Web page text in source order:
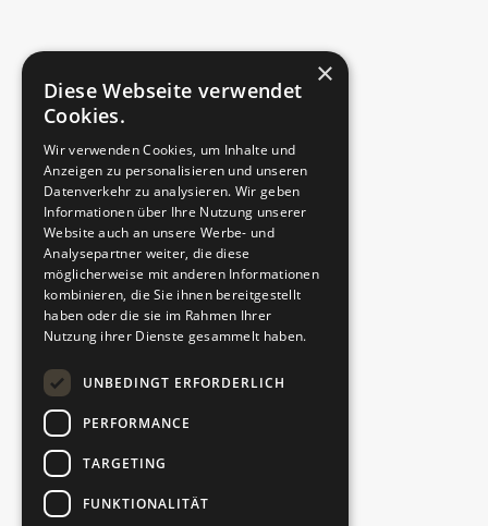
Straße, Hausnr.
PLZ
Ort
Telefonnummer
E-Mail
×
Diese Webseite verwendet
Cookies.
Wir verwenden Cookies, um Inhalte und
Anzeigen zu personalisieren und unseren
Datenverkehr zu analysieren. Wir geben
Informationen über Ihre Nutzung unserer
Website auch an unsere Werbe- und
Analysepartner weiter, die diese
möglicherweise mit anderen Informationen
kombinieren, die Sie ihnen bereitgestellt
haben oder die sie im Rahmen Ihrer
Nutzung ihrer Dienste gesammelt haben.
UNBEDINGT ERFORDERLICH
PERFORMANCE
TARGETING
FUNKTIONALITÄT